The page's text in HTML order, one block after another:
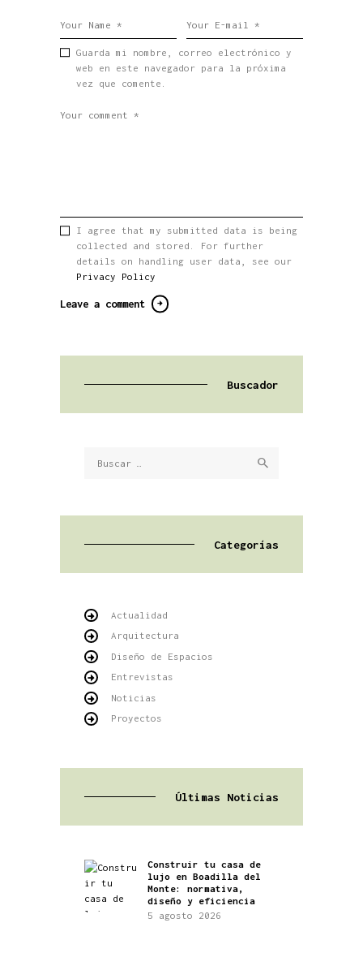
Guarda mi nombre, correo electrónico y
web en este navegador para la próxima
vez que comente.
I agree that my submitted data is being
collected and stored. For further
details on handling user data, see our
Privacy Policy
Buscador
Categorías
Actualidad
Arquitectura
Diseño de Espacios
Entrevistas
Noticias
Proyectos
Últimas Noticias
Construir tu casa de
lujo en Boadilla del
Monte: normativa,
diseño y eficiencia
5 agosto 2026